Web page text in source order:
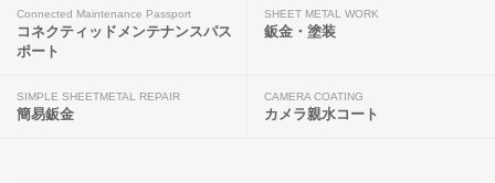
Connected Maintenance Passport
コネクティッドメンテナンスパス
ポート
SHEET METAL WORK
鈑金・塗装
SIMPLE SHEETMETAL REPAIR
簡易鈑金
CAMERA COATING
カメラ親水コート